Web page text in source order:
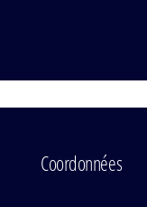
Coordonnées